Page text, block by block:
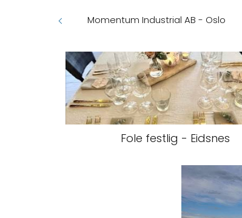
Momentum Industrial AB - Oslo
Fole festlig - Eidsnes